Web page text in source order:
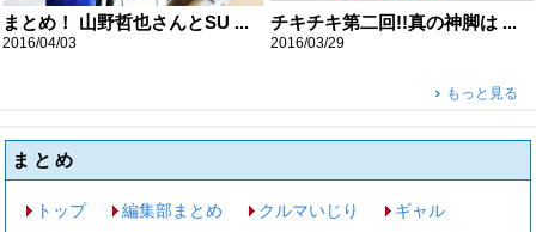
まとめ！ 山野哲也さんとSU ...
2016/04/03
チキチキ第二回!!真の神脚は ...
2016/03/29
もっと見る
まとめ
トップ 編集部まとめ クルマいじり ギャル